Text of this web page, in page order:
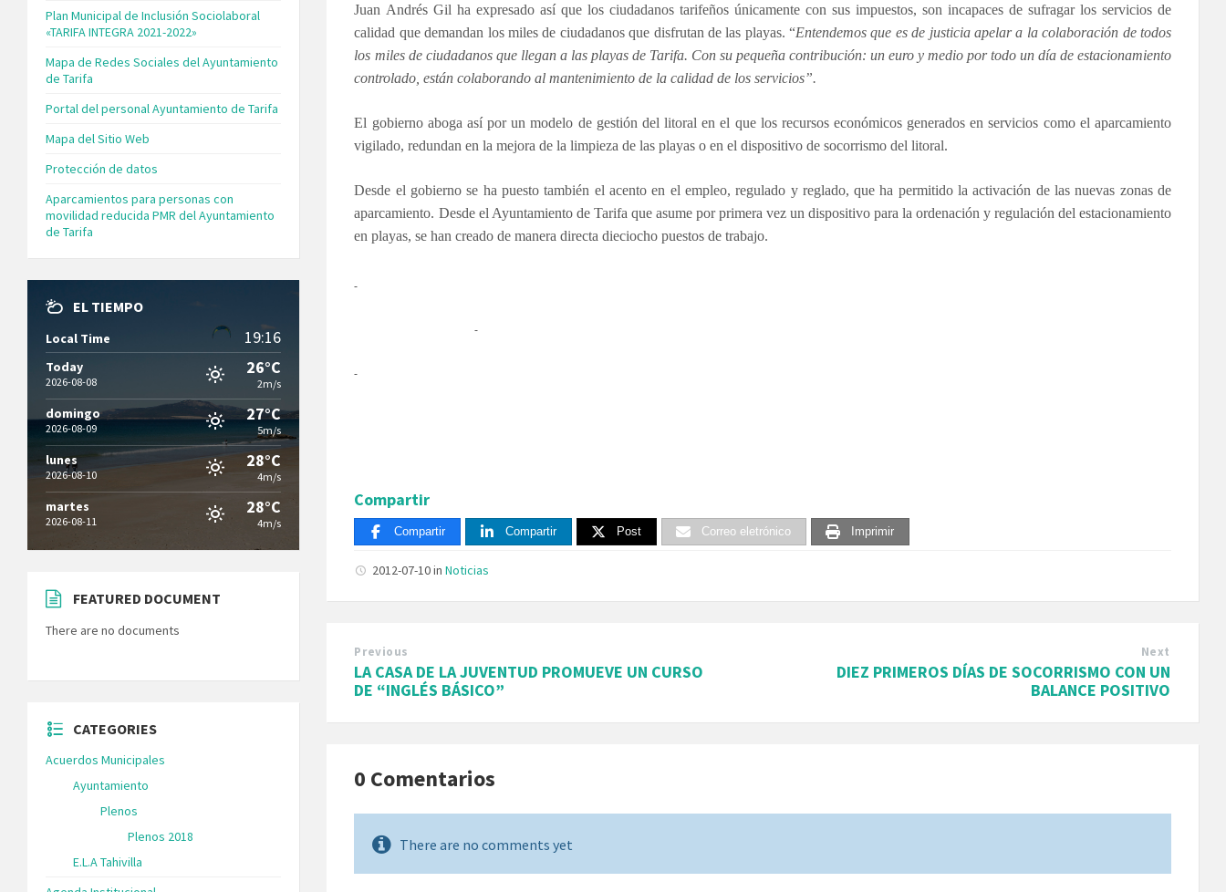
Juan Andrés Gil ha expresado así que los ciudadanos tarifeños únicamente con sus impuestos, son incapaces de sufragar los servicios de
calidad que demandan los miles de ciudadanos que disfrutan de las playas. “Entendemos que es de justicia apelar a la colaboración de todos
los miles de ciudadanos que llegan a las playas de Tarifa. Con su pequeña contribución: un euro y medio por todo un día de estacionamiento
controlado, están colaborando al mantenimiento de la calidad de los servicios”.
El gobierno aboga así por un modelo de gestión del litoral en el que los recursos económicos generados en servicios como el aparcamiento
vigilado, redundan en la mejora de la limpieza de las playas o en el dispositivo de socorrismo del litoral.
Desde el gobierno se ha puesto también el acento en el empleo, regulado y reglado, que ha permitido la activación de las nuevas zonas de
aparcamiento. Desde el Ayuntamiento de Tarifa que asume por primera vez un dispositivo para la ordenación y regulación del estacionamiento
en playas, se han creado de manera directa dieciocho puestos de trabajo.
Compartir
Compartir Compartir Post Correo eletrónico Imprimir
2012-07-10inNoticias
Previous
LA CASA DE LA JUVENTUD PROMUEVE UN CURSO
DE “INGLÉS BÁSICO”
Next
DIEZ PRIMEROS DÍAS DE SOCORRISMO CON UN
BALANCE POSITIVO
0 Comentarios
There are no comments yet
Plan Municipal de Inclusión Sociolaboral
«TARIFA INTEGRA 2021-2022»
Mapa de Redes Sociales del Ayuntamiento
de Tarifa
Portal del personal Ayuntamiento de Tarifa
Mapa del Sitio Web
Protección de datos
Aparcamientos para personas con
movilidad reducida PMR del Ayuntamiento
de Tarifa
EL TIEMPO
Local Time 19:16
Today
2026-08-08
26°C
2m/s
domingo
2026-08-09
27°C
5m/s
lunes
2026-08-10
28°C
4m/s
martes
2026-08-11
28°C
4m/s
FEATURED DOCUMENT
There are no documents
CATEGORIES
Acuerdos Municipales
Ayuntamiento
Plenos
Plenos 2018
E.L.A Tahivilla